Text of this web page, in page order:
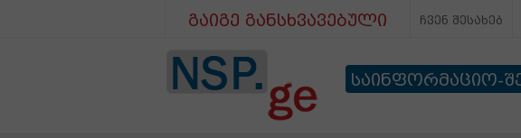
გაიგე განსხვავებული ჩვენ შესახებ
საინფორმაციო-